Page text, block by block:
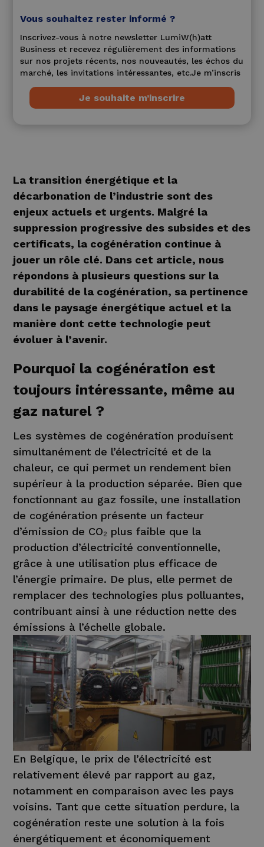
Vous souhaitez rester informé ?
Inscrivez-vous à notre newsletter LumiW(h)att
Business et recevez régulièrement des informations
sur nos projets récents, nos nouveautés, les échos du
marché, les invitations intéressantes, etc.Je m’inscris
Je souhaite m’inscrire
La transition énergétique et la
décarbonation de l’industrie sont des
enjeux actuels et urgents. Malgré la
suppression progressive des subsides et des
certificats, la cogénération continue à
jouer un rôle clé. Dans cet article, nous
répondons à plusieurs questions sur la
durabilité de la cogénération, sa pertinence
dans le paysage énergétique actuel et la
manière dont cette technologie peut
évoluer à l’avenir.
Pourquoi la cogénération est
toujours intéressante, même au
gaz naturel ?
Les systèmes de cogénération produisent
simultanément de l’électricité et de la
chaleur, ce qui permet un rendement bien
supérieur à la production séparée. Bien que
fonctionnant au gaz fossile, une installation
de cogénération présente un facteur
d’émission de CO₂ plus faible que la
production d’électricité conventionnelle,
grâce à une utilisation plus efficace de
l’énergie primaire. De plus, elle permet de
remplacer des technologies plus polluantes,
contribuant ainsi à une réduction nette des
émissions à l’échelle globale.
En Belgique, le prix de l’électricité est
relativement élevé par rapport au gaz,
notamment en comparaison avec les pays
voisins. Tant que cette situation perdure, la
cogénération reste une solution à la fois
énergétiquement et économiquement